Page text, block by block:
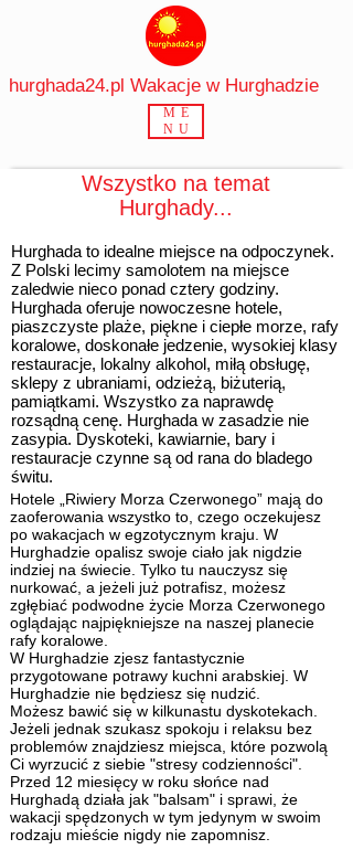
hurghada24.pl Wakacje w Hurghadzie
ME
NU
Wszystko na temat
Hurghady...
Hurghada to idealne miejsce na odpoczynek.
Z Polski lecimy samolotem na miejsce
zaledwie nieco ponad cztery godziny.
Hurghada oferuje nowoczesne hotele,
piaszczyste plaże, piękne i ciepłe morze, rafy
koralowe, doskonałe jedzenie, wysokiej klasy
restauracje, lokalny alkohol, miłą obsługę,
sklepy z ubraniami, odzieżą, biżuterią,
pamiątkami. Wszystko za naprawdę
rozsądną cenę. Hurghada w zasadzie nie
zasypia. Dyskoteki, kawiarnie, bary i
restauracje czynne są od rana do bladego
świtu.
Hotele „Riwiery Morza Czerwonego” mają do
zaoferowania wszystko to, czego oczekujesz
po wakacjach w egzotycznym kraju. W
Hurghadzie opalisz swoje ciało jak nigdzie
indziej na świecie. Tylko tu nauczysz się
nurkować, a jeżeli już potrafisz, możesz
zgłębiać podwodne życie Morza Czerwonego
oglądając najpiękniejsze na naszej planecie
rafy koralowe.
W Hurghadzie zjesz fantastycznie
przygotowane potrawy kuchni arabskiej . W
Hurghadzie nie będziesz się nudzić.
Możesz bawić się w kilkunastu dyskotekach.
Jeżeli jednak szukasz spokoju i relaksu bez
problemów znajdziesz miejsca, które pozwolą
Ci wyrzucić z siebie "stresy codzienności".
Przed 12 miesięcy w roku słońce nad
Hurghadą działa jak "balsam" i sprawi, że
wakacji spędzonych w tym jedynym w swoim
rodzaju mieście nigdy nie zapomnisz.​